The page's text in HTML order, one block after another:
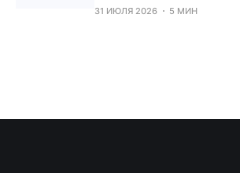
31 ИЮЛЯ 2026 5 МИН